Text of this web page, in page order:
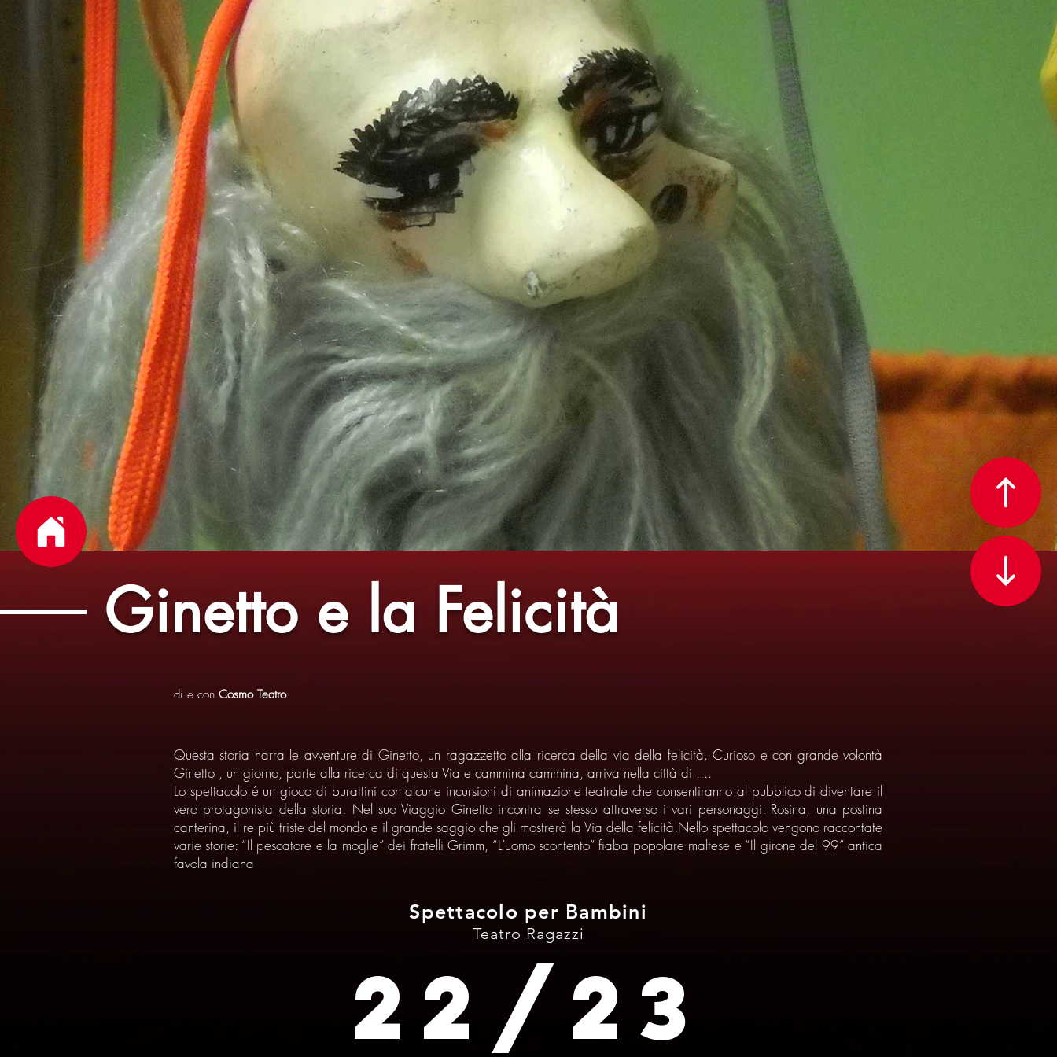
Ginetto e la Felicità
di e con Cosmo Teatro
Questa storia narra le avventure di Ginetto, un ragazzetto alla ricerca della via della felicità. Curioso e con grande volontà
Ginetto , un giorno, parte alla ricerca di questa Via e cammina cammina, arriva nella città di ....
Lo spettacolo é un gioco di burattini con alcune incursioni di animazione teatrale che consentiranno al pubblico di diventare il
vero protagonista della storia. Nel suo Viaggio Ginetto incontra se stesso attraverso i vari personaggi: Rosina, una postina
canterina, il re più triste del mondo e il grande saggio che gli mostrerà la Via della felicità.Nello spettacolo vengono raccontate
varie storie: “Il pescatore e la moglie” dei fratelli Grimm, “L’uomo scontento” fiaba popolare maltese e “Il girone del 99” antica
favola indiana
Spettacolo per Bambini
Teatro Ragazzi
22/23